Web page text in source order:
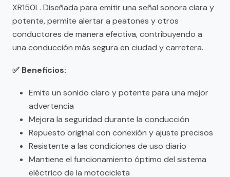
XR150L. Diseñada para emitir una señal sonora clara y
potente, permite alertar a peatones y otros
conductores de manera efectiva, contribuyendo a
una conducción más segura en ciudad y carretera.
✅ Beneficios:
Emite un sonido claro y potente para una mejor
advertencia
Mejora la seguridad durante la conducción
Repuesto original con conexión y ajuste precisos
Resistente a las condiciones de uso diario
Mantiene el funcionamiento óptimo del sistema
eléctrico de la motocicleta